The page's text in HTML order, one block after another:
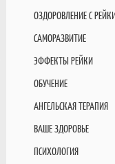
ОЗДОРОВЛЕНИЕ С
САМОРАЗВИТИЕ
ЭФФЕКТЫ РЕЙКИ
ОБУЧЕНИЕ
АНГЕЛЬСКАЯ ТЕРАПИЯ
ВАШЕ ЗДОРОВЬЕ
ПСИХОЛОГИЯ